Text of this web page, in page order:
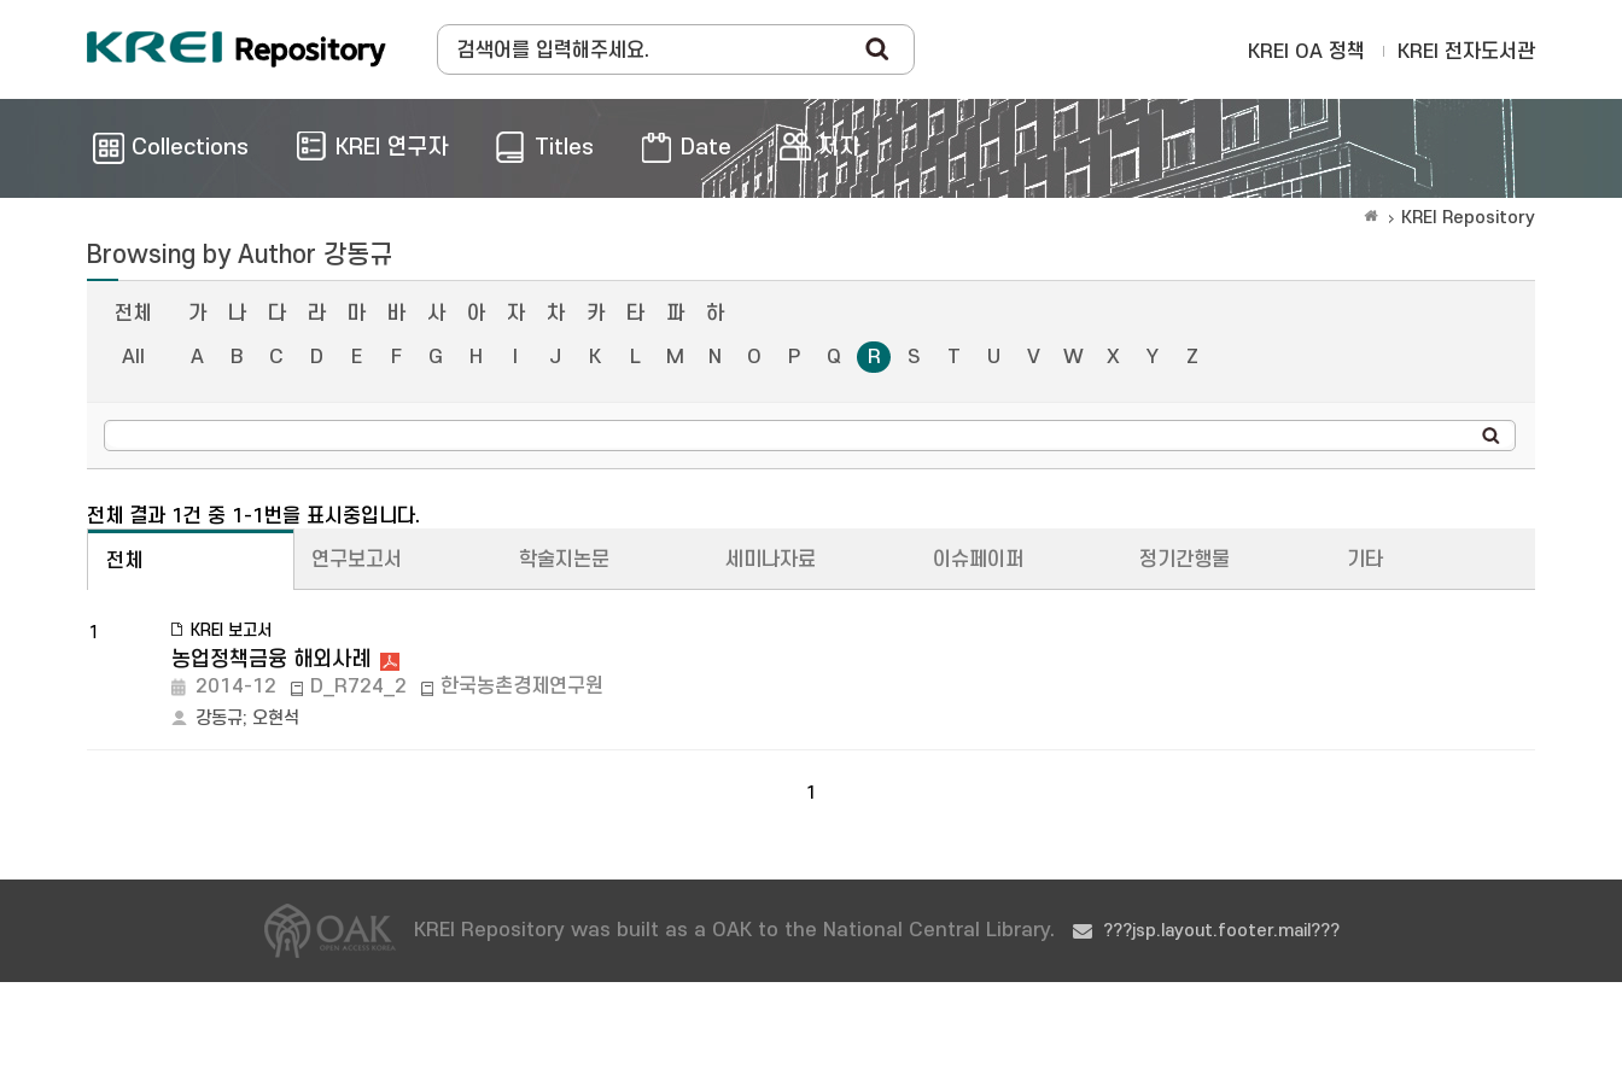
KREI OA 정책 KREI 전자도서관
Collections KREI 연구자 Titles Date 저자
KREI Repository
Browsing by Author 강동규
전체 가 나 다 라 마 바 사 아 자 차 카 타 파
하
All
A B C D E F G H J K L M N O P Q R S T U V W X Y Z
전체 결과 1건 중 1-1번을 표시중입니다.
전체 연구보고서 학술지논문 세미나자료 이슈페이퍼 정기간행물 기타
1 KREI 보고서
농업정책금융 해외사례
2014-12 D_R724_2 한국농촌경제연구원
강동규; 오현석
1
KREI Repository was built as a OAK to the National Central Library. ???jsp.layout.footer.mail???